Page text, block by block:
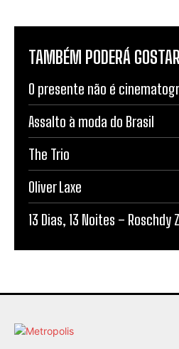
TAMBÉM PODERÁ
O presente não é
Assalto à moda do Brasil
The Trio
Oliver Laxe
13 Dias, 13 Noites – Roschdy